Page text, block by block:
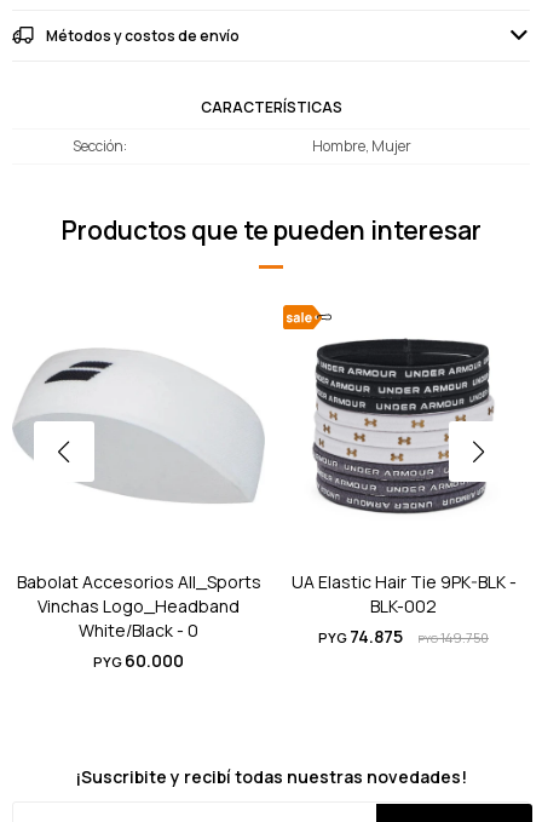
Métodos y costos de envío
CARACTERÍSTICAS
Sección
Hombre, Mujer
Productos que te pueden interesar
Babolat Accesorios All_Sports
Vinchas Logo_Headband
White/Black - 0
PYG 60.000
UA Elastic Hair Tie 9PK-BLK -
BLK-002
PYG 74.875 PYG149.750
¡Suscribite y recibí todas nuestras novedades!